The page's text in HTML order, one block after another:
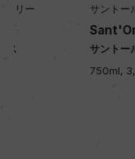
サントール・ワイナリー
Sant'Or Roditis
サントール ロディティス
750ml, 3,100 yen